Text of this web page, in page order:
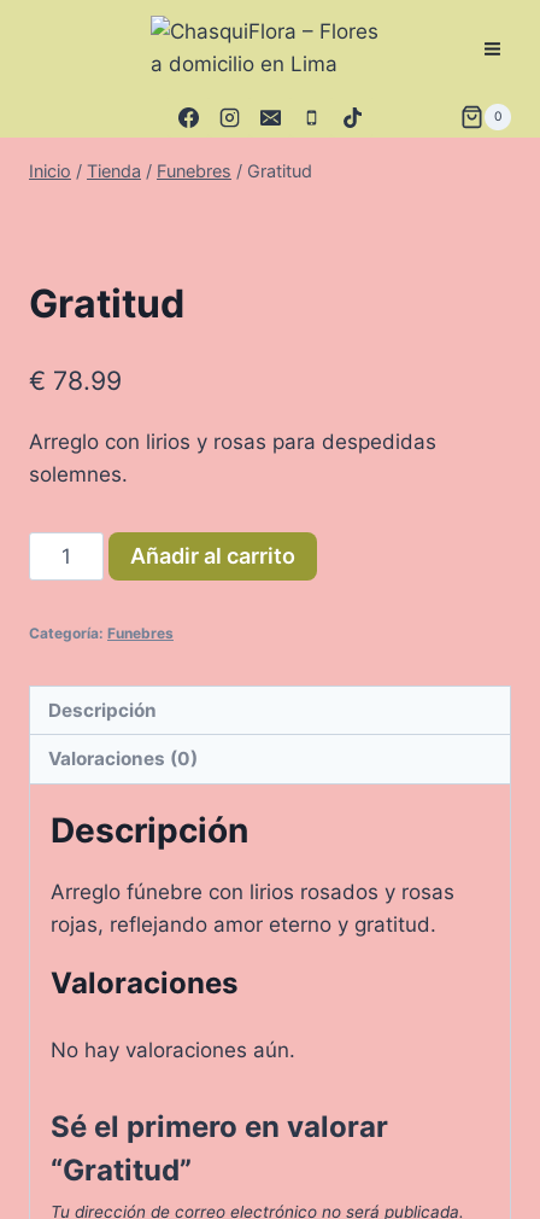
0
Inicio / Tienda / Funebres / Gratitud
Gratitud
€ 78.99
Arreglo con lirios y rosas para despedidas
solemnes.
Gratitud
cantidad
Añadir al carrito
Categoría: Funebres
Descripción
Valoraciones (0)
Descripción
Arreglo fúnebre con lirios rosados y rosas
rojas, reflejando amor eterno y gratitud.
Valoraciones
No hay valoraciones aún.
Sé el primero en valorar
“Gratitud”
Tu dirección de correo electrónico no será publicada.